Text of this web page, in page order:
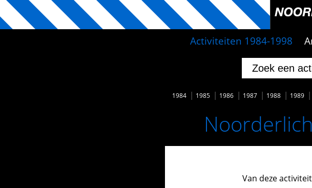
Activiteiten 1984-1998
1984 1985 1986 1987 1988 1989
Van deze